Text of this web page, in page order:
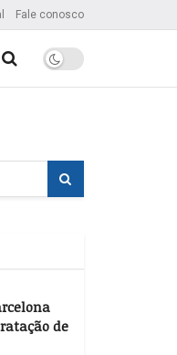
Fale conosco
de